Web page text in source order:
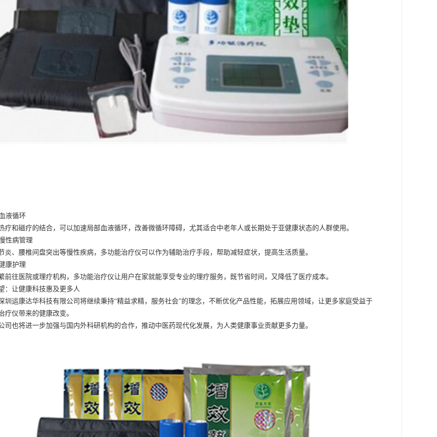
液循环
疗和磁疗的结合，可以加速局部血液循环，改善微循环障碍，尤其适合中老年人或长期处于亚健康状态的人群使用。
性病管理
炎、腰椎间盘突出等慢性疾病，多功能治疗仪可以作为辅助治疗手段，帮助减轻症状，提高生活质量。
康护理
前往医院或理疗机构，多功能治疗仪让用户在家就能享受专业的理疗服务，既节省时间，又降低了医疗成本。
：让健康科技惠及更多人
圳运康达华科技有限公司将继续秉持“精益求精，服务社会”的理念，不断优化产品性能，拓展应用领域，让更多家庭受益于
疗仪带来的健康改变。
司也将进一步加强与国内外科研机构的合作，推动中医药现代化发展，为人类健康事业贡献更多力量。